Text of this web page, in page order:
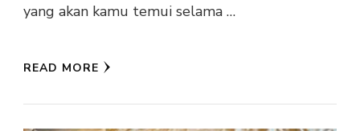
yang akan kamu temui selama …
READ MORE